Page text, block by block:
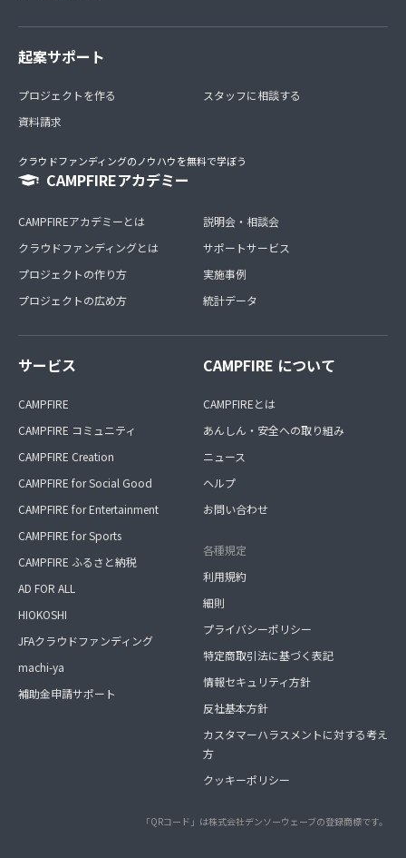
起案サポート
プロジェクトを作る
資料請求
スタッフに相談する
クラウドファンディングのノウハウを無料で学ぼう
CAMPFIREアカデミー
CAMPFIREアカデミーとは
クラウドファンディングとは
プロジェクトの作り方
プロジェクトの広め方
説明会・相談会
サポートサービス
実施事例
統計データ
サービス
CAMPFIRE
CAMPFIRE コミュニティ
CAMPFIRE Creation
CAMPFIRE for Social Good
CAMPFIRE for Entertainment
CAMPFIRE for Sports
CAMPFIRE ふるさと納税
AD FOR ALL
HIOKOSHI
JFAクラウドファンディング
machi-ya
補助金申請サポート
CAMPFIRE について
CAMPFIREとは
あんしん・安全への取り組み
ニュース
ヘルプ
お問い合わせ
各種規定
利用規約
細則
プライバシーポリシー
特定商取引法に基づく表記
情報セキュリティ方針
反社基本方針
カスタマーハラスメントに対する考え
方
クッキーポリシー
「QRコード」は株式会社デンソーウェーブの登録商標です。